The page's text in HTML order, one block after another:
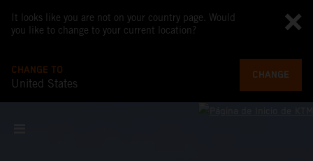
It looks like you are not on your country page. Would
you like to change to your current location?
CHANGE TO
United States
CHANGE